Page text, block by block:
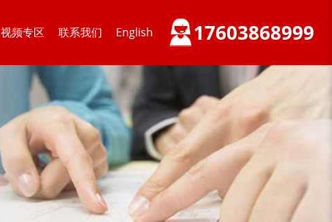
视频专区 联系我们 English 17603868999
装修垃圾处理设备... 废家电破碎机
小型撕碎机 稻草秸秆撕碎机